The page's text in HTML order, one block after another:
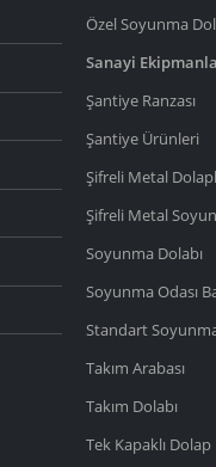
Özel Soyunma
Sanayi
Şantiye Ranzası
Şantiye Ürünleri
Şifreli Metal
Şifreli Metal
Soyunma Dolabı
Soyunma Odası
Standart
Takım Arabası
Takım Dolabı
Tek Kapaklı Dolap